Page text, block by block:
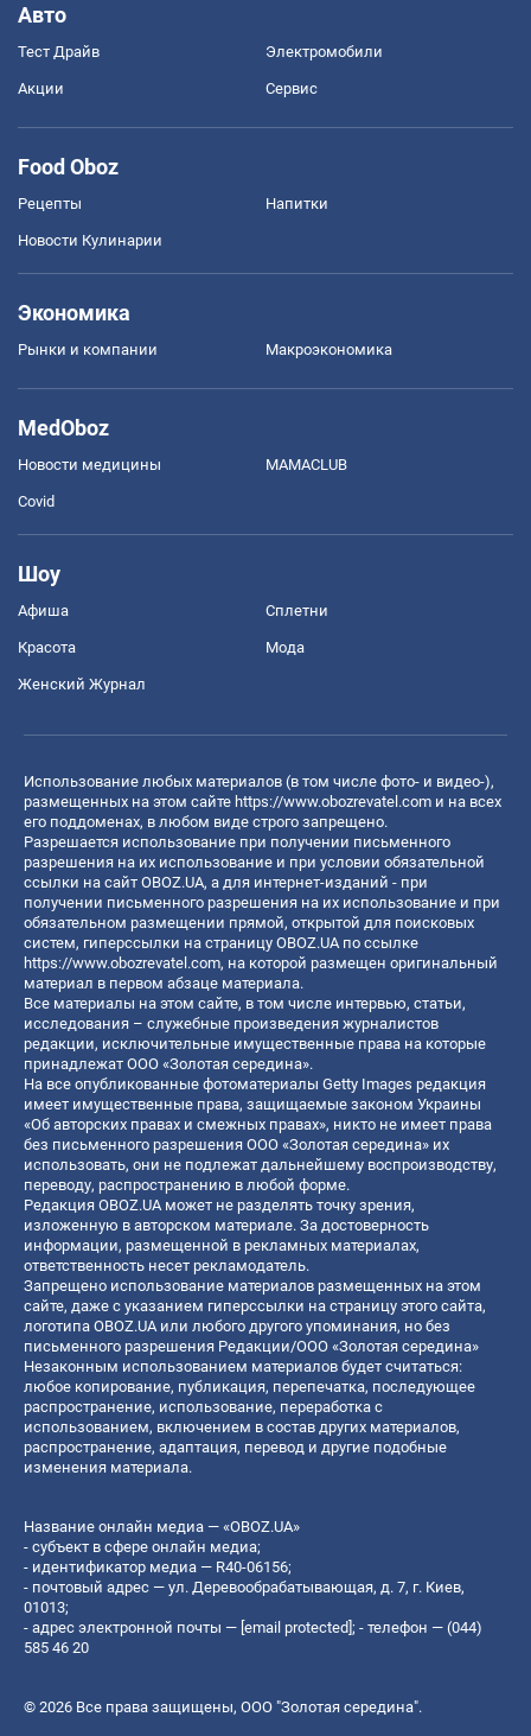
Авто
Тест Драйв Электромобили
Акции Сервис
Food Oboz
Рецепты Напитки
Новости Кулинарии
Экономика
Рынки и компании Mакроэкономика
MedOboz
Новости медицины MAMACLUB
Covid
Шоу
Афиша Сплетни
Красота Мода
Женский Журнал
Использование любых материалов (в том числе фото- и видео-),
размещенных на этом сайте https://www.obozrevatel.com и на всех
его поддоменах, в любом виде строго запрещено.
Разрешается использование при получении письменного
разрешения на их использование и при условии обязательной
ссылки на сайт OBOZ.UA, а для интернет-изданий - при
получении письменного разрешения на их использование и при
обязательном размещении прямой, открытой для поисковых
систем, гиперссылки на страницу OBOZ.UA по ссылке
https://www.obozrevatel.com, на которой размещен оригинальный
материал в первом абзаце материала.
Все материалы на этом сайте, в том числе интервью, статьи,
исследования – служебные произведения журналистов
редакции, исключительные имущественные права на которые
принадлежат ООО «Золотая середина».
На все опубликованные фотоматериалы Getty Images редакция
имеет имущественные права, защищаемые законом Украины
«Об авторских правах и смежных правах», никто не имеет права
без письменного разрешения ООО «Золотая середина» их
использовать, они не подлежат дальнейшему воспроизводству,
переводу, распространению в любой форме.
Редакция OBOZ.UA может не разделять точку зрения,
изложенную в авторском материале. За достоверность
информации, размещенной в рекламных материалах,
ответственность несет рекламодатель.
Запрещено использование материалов размещенных на этом
сайте, даже с указанием гиперссылки на страницу этого сайта,
логотипа OBOZ.UA или любого другого упоминания, но без
письменного разрешения Редакции/ООО «Золотая середина»
Незаконным использованием материалов будет считаться:
любое копирование, публикация, перепечатка, последующее
распространение, использование, переработка с
использованием, включением в состав других материалов,
распространение, адаптация, перевод и другие подобные
изменения материала.
Название онлайн медиа — «OBOZ.UA»
- субъект в сфере онлайн медиа;
- идентификатор медиа — R40-06156;
- почтовый адрес — ул. Деревообрабатывающая, д. 7, г. Киев,
01013;
- адрес электронной почты — [email protected]; - телефон — (044)
585 46 20
© 2026 Все права защищены, ООО "Золотая середина".